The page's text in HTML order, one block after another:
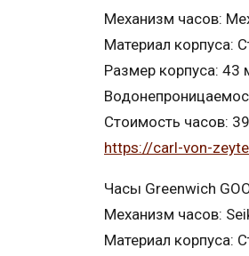
Механизм часов:
Материал корпуса:
Размер корпуса: 43
Стоимость часов:
https://carl-von-
Часы Greenwich
Механизм часов:
Материал корпуса: